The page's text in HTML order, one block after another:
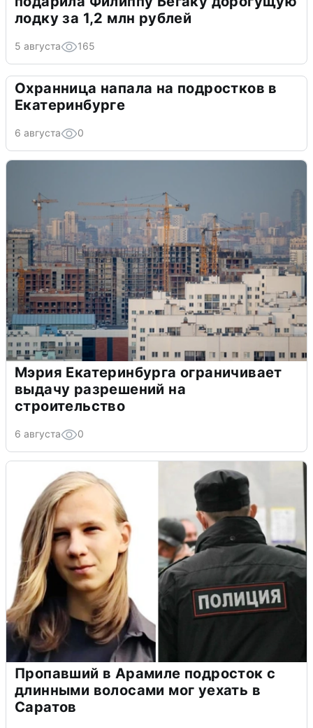
лодку за 1,2 млн рублей
5 августа 165
Охранница напала на подростков в
Екатеринбурге
6 августа 0
Мэрия Екатеринбурга ограничивает
выдачу разрешений на
строительство
6 августа 0
Пропавший в Арамиле подросток с
длинными волосами мог уехать в
Саратов